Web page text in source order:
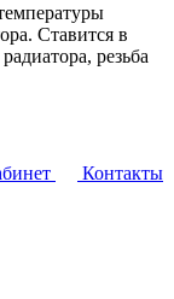
Ставится в
резьба
Контакты